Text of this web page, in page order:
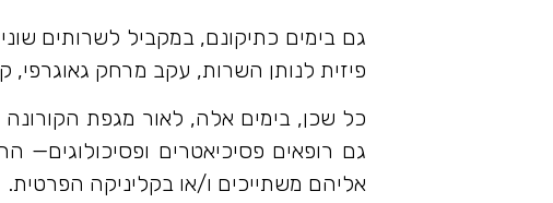
גם בימים כתיקונם, במקביל לשרותים
פיזית לנותן השרות, עקב מרחק גאוגרפי,
כל שכן, בימים אלה, לאור מגפת הקורונה
גם רופאים פסיכיאטרים ופסיכולוגים—
אליהם משתייכים ו/או בקליניקה הפרטית.